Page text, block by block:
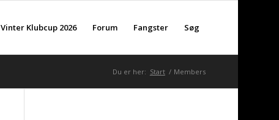
Vinter Klubcup 2026 Forum Fangster Søg
Du er her: Start / Members